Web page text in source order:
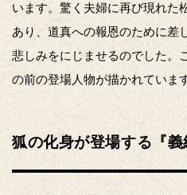
います。驚く夫婦に再び現れた
あり、道真への報恩のために差
悲しみをにじませるのでした。
の前の登場人物が描かれていま
狐の化身が登場する『義